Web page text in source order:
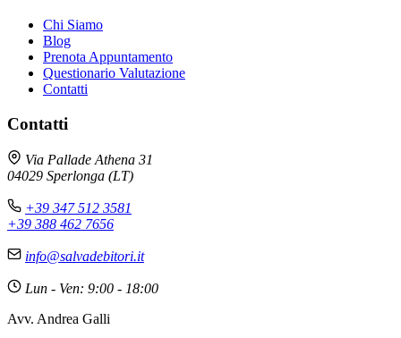
Chi Siamo
Blog
Prenota Appuntamento
Questionario Valutazione
Contatti
Contatti
Via Pallade Athena 31
04029 Sperlonga (LT)
+39 347 512 3581
+39 388 462 7656
info@salvadebitori.it
Lun - Ven: 9:00 - 18:00
Avv. Andrea Galli